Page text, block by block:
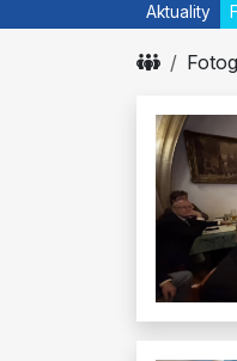
Aktuality